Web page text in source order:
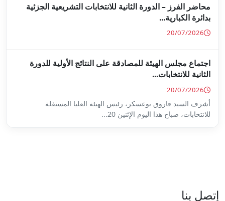
للانتخابات التشريعية الجزئية
على النتائج الأولية للدورة
الهيئة العليا المستقلة